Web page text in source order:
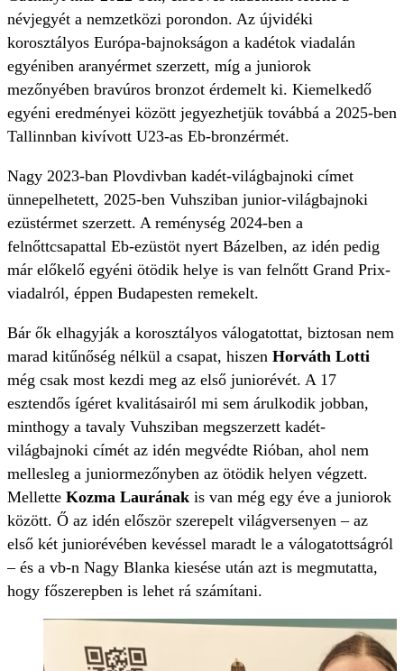
névjegyét a nemzetközi porondon. Az újvidéki
korosztályos Európa-bajnokságon a kadétok viadalán
egyéniben aranyérmet szerzett, míg a juniorok
mezőnyében bravúros bronzot érdemelt ki. Kiemelkedő
egyéni eredményei között jegyezhetjük továbbá a 2025-ben
Tallinnban kivívott U23-as Eb-bronzérmét.
Nagy 2023-ban Plovdivban kadét-világbajnoki címet
ünnepelhetett, 2025-ben Vuhsziban junior-világbajnoki
ezüstérmet szerzett. A reménység 2024-ben a
felnőttcsapattal Eb-ezüstöt nyert Bázelben, az idén pedig
már előkelő egyéni ötödik helye is van felnőtt Grand Prix-
viadalról, éppen Budapesten remekelt.
Bár ők elhagyják a korosztályos válogatottat, biztosan nem
marad kitűnőség nélkül a csapat, hiszen Horváth Lotti
még csak most kezdi meg az első juniorévét. A 17
esztendős ígéret kvalitásairól mi sem árulkodik jobban,
minthogy a tavaly Vuhsziban megszerzett kadét-
világbajnoki címét az idén megvédte Rióban, ahol nem
mellesleg a juniormezőnyben az ötödik helyen végzett.
Mellette Kozma Laurának is van még egy éve a juniorok
között. Ő az idén először szerepelt világversenyen – az
első két juniorévében kevéssel maradt le a válogatottságról
– és a vb-n Nagy Blanka kiesése után azt is megmutatta,
hogy főszerepben is lehet rá számítani.